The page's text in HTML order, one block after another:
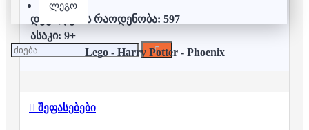
ლეგო
დეტალების რაოდენობა: 597
ასაკი: 9+
Lego - Harry Potter - Phoenix
შეფასებები